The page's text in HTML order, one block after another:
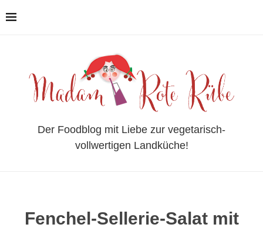
Der Foodblog mit Liebe zur vegetarisch-
vollwertigen Landküche!
Fenchel-Sellerie-Salat mit